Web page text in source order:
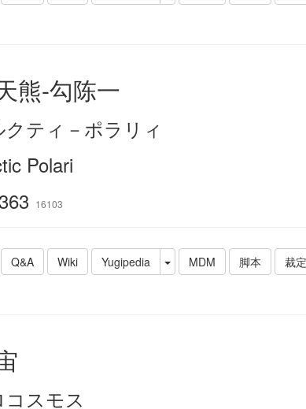
熊-勾陈一
ティ－ポラリィ
Polari
16103
Q&A Wiki Yugipedia MDM 脚本 裁定
スモス